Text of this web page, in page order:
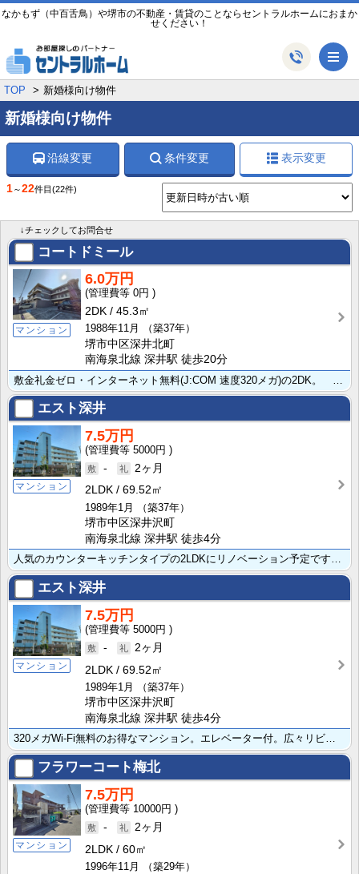
なかもず（中百舌鳥）や堺市の不動産・賃貸のことならセントラルホームにおまか
せください！
TOP 新婚様向け物件
新婚様向け物件
沿線変更 条件変更 表示変更
1～22件目 (22件)
↓チェックしてお問合せ
コートドミール
マンション
6.0万円
0円
2DK
45.3㎡
1988年11月
（築37年）
堺市中区深井北町
南海泉北線 深井駅 徒歩20分
敷金礼金ゼロ・インターネット無料(J:COM 速度320メガ)の2DK。 システムキッチンや洗髪洗･･･
エスト深井
マンション
7.5万円
5000円
-
2ヶ月
2LDK
69.52㎡
1989年1月
（築37年）
堺市中区深井沢町
南海泉北線 深井駅 徒歩4分
人気のカウンターキッチンタイプの2LDKにリノベーション予定です。ネット無料、エレベーター付きのマン･･･
エスト深井
マンション
7.5万円
5000円
-
2ヶ月
2LDK
69.52㎡
1989年1月
（築37年）
堺市中区深井沢町
南海泉北線 深井駅 徒歩4分
320メガWi-Fi無料のお得なマンション。エレベーター付。広々リビングも魅力的。オール洋室です。内･･･
フラワーコート梅北
マンション
7.5万円
10000円
-
2ヶ月
2LDK
60㎡
1996年11月
（築29年）